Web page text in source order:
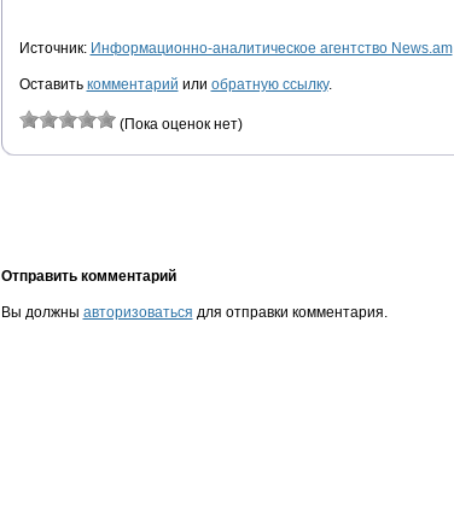
Источник: Информационно-аналитическое агентство News.am
Оставить комментарий или обратную ссылку.
(Пока оценок нет)
Отправить комментарий
Вы должны авторизоваться для отправки комментария.